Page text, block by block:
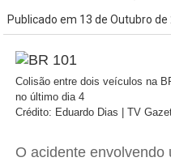
Publicado em 13 de Outubro de
Colisão entre dois veículos na
no último dia 4
Crédito: Eduardo Dias | TV
O acidente